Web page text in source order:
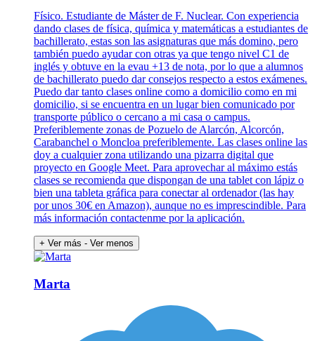
Físico. Estudiante de Máster de F. Nuclear. Con experiencia
dando clases de física, química y matemáticas a estudiantes de
bachillerato, estas son las asignaturas que más domino, pero
también puedo ayudar con otras ya que tengo nivel C1 de
inglés y obtuve en la evau +13 de nota, por lo que a alumnos
de bachillerato puedo dar consejos respecto a estos exámenes.
Puedo dar tanto clases online como a domicilio como en mi
domicilio, si se encuentra en un lugar bien comunicado por
transporte público o cercano a mi casa o campus.
Preferiblemente zonas de Pozuelo de Alarcón, Alcorcón,
Carabanchel o Moncloa preferiblemente. Las clases online las
doy a cualquier zona utilizando una pizarra digital que
proyecto en Google Meet. Para aprovechar al máximo estás
clases se recomienda que dispongan de una tablet con lápiz o
bien una tableta gráfica para conectar al ordenador (las hay
por unos 30€ en Amazon), aunque no es imprescindible. Para
más información contactenme por la aplicación.
+ Ver más - Ver menos
Marta